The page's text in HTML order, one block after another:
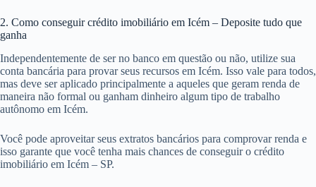
2. Como conseguir crédito imobiliário em Icém – Deposite tudo que
ganha
Independentemente de ser no banco em questão ou não, utilize sua
conta bancária para provar seus recursos em Icém. Isso vale para todos,
mas deve ser aplicado principalmente a aqueles que geram renda de
maneira não formal ou ganham dinheiro algum tipo de trabalho
autônomo em Icém.
Você pode aproveitar seus extratos bancários para comprovar renda e
isso garante que você tenha mais chances de conseguir o crédito
imobiliário em Icém – SP.